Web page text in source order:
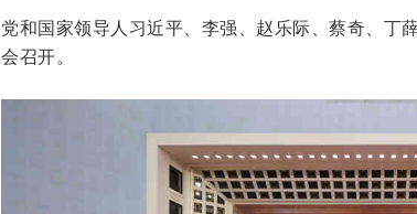
党和国家领导人习近平、李强、赵乐际、蔡奇、丁
会召开。